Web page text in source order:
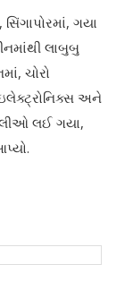
ગયા
લાબુબુ
ચોરો
અને
લઈ ગયા,